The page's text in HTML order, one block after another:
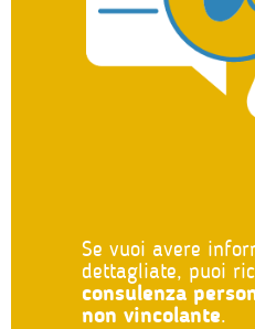
Se vuoi avere
dettagliate, puoi
consulenza
non vincolante.